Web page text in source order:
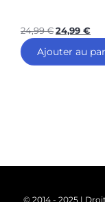
24,99€24,99 €
Ajouter au
© 2014 - 2025 |